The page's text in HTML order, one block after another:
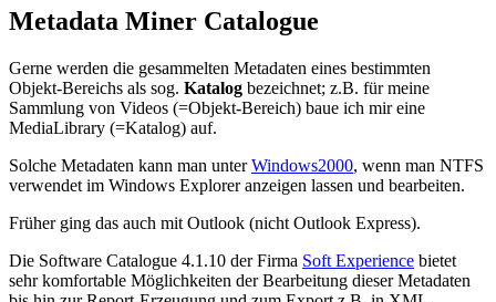
Metadata Miner Catalogue
Gerne werden die gesammelten Metadaten eines bestimmten
Objekt-Bereichs als sog. Katalog bezeichnet; z.B. für meine
Sammlung von Videos (=Objekt-Bereich) baue ich mir eine
MediaLibrary (=Katalog) auf.
Solche Metadaten kann man unterWindows2000, wenn man NTFS
verwendet im Windows Explorer anzeigen lassen und bearbeiten.
Früher ging das auch mit Outlook (nicht Outlook Express).
Die Software Catalogue 4.1.10 der Firma Soft Experience bietet
sehr komfortable Möglichkeiten der Bearbeitung dieser Metadaten